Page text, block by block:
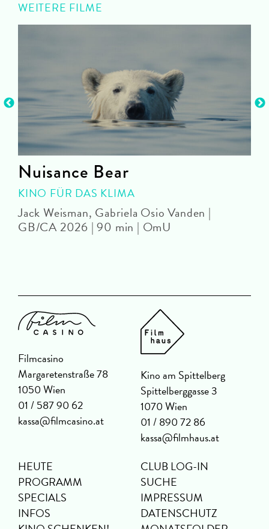
WEITERE FILME
Nuisance Bear
KINO FÜR DAS KLIMA
Jack Weisman, Gabriela Osio Vanden |
GB/CA 2026 | 90 min | OmU
Filmcasino
Margaretenstraße 78
1050 Wien
01 / 587 90 62
kassa@filmcasino.at
Kino am Spittelberg
Spittelberggasse 3
1070 Wien
01 / 890 72 86
kassa@filmhaus.at
HEUTE
PROGRAMM
SPECIALS
INFOS
CLUB LOG-IN
SUCHE
IMPRESSUM
DATENSCHUTZ